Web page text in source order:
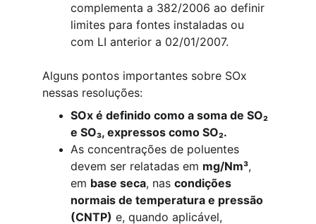
complementa a 382/2006 ao definir
limites para fontes instaladas ou
com LI anterior a 02/01/2007.
Alguns pontos importantes sobre SOx
nessas resoluções:
SOx é definido como a soma de SO₂
e SO₃, expressos como SO₂.
As concentrações de poluentes
devem ser relatadas em mg/Nm³,
em base seca, nas condições
normais de temperatura e pressão
(CNTP) e, quando aplicável,